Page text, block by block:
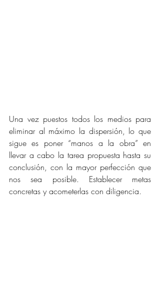
Una vez puestos todos los medios para
eliminar al máximo la dispersión, lo que
sigue es poner “manos a la obra” en
llevar a cabo la tarea propuesta hasta su
conclusión, con la mayor perfección que
nos sea posible. Establecer metas
concretas y acometerlas con diligencia.